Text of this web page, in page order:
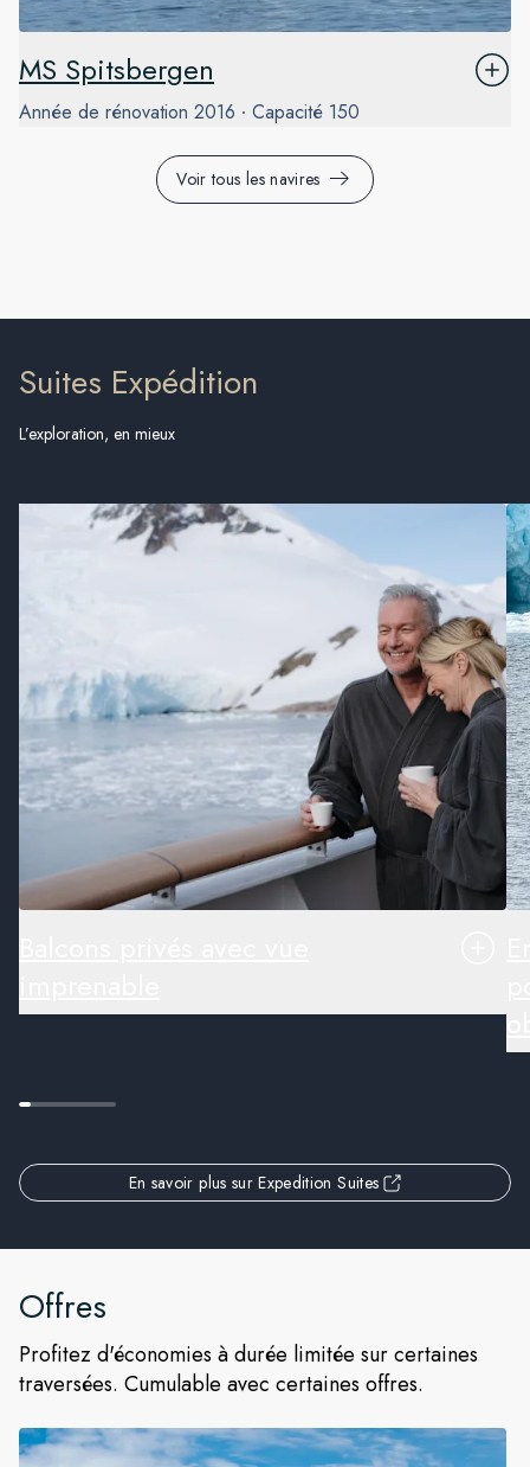
MS Spitsbergen
Année de rénovation 2016 Capacité 150
Voir tous les navires
Suites Expédition
L’exploration, en mieux
En savoir plus sur Expedition Suites
Offres
Profitez d'économies à durée limitée sur certaines
traversées. Cumulable avec certaines offres.